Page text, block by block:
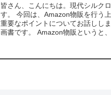
皆さん、こんにちは。現代シルク
す。 今回は、Amazon物販を行う
重要なポイントについてお話しし
画書です。 Amazon物販というと、